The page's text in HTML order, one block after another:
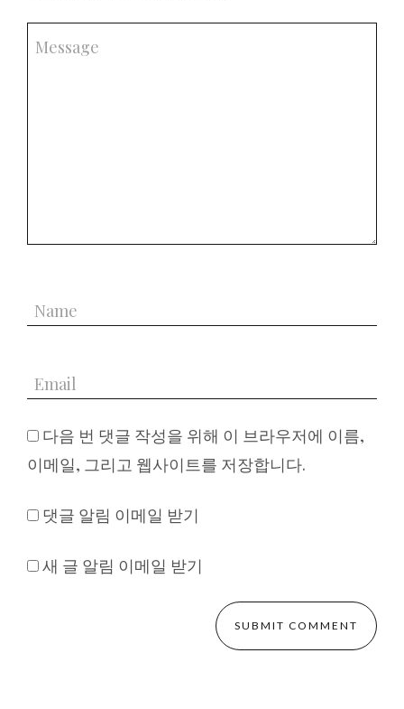
다음 번 댓글 작성을 위해 이 브라우저에 이름,
이메일, 그리고 웹사이트를 저장합니다.
댓글 알림 이메일 받기
새 글 알림 이메일 받기